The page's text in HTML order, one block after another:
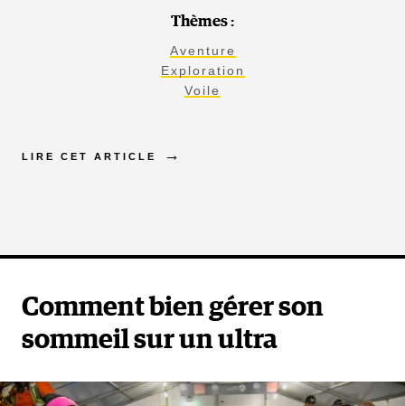
Thèmes :
Aventure
Exploration
Voile
LIRE CET ARTICLE
Comment bien gérer son
sommeil sur un ultra